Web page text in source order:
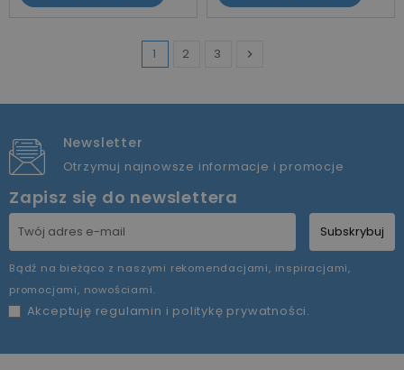
1 2 3 Następny

Newsletter
Otrzymuj najnowsze informacje i promocje
Zapisz się do newslettera
Subskrybuj
Bądź na bieżąco z naszymi rekomendacjami, inspiracjami,
promocjami, nowościami.
Akceptuję regulamin i politykę prywatności.